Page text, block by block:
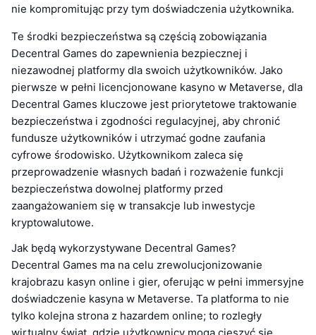
nie kompromitując przy tym doświadczenia użytkownika.
Te środki bezpieczeństwa są częścią zobowiązania
Decentral Games do zapewnienia bezpiecznej i
niezawodnej platformy dla swoich użytkowników. Jako
pierwsze w pełni licencjonowane kasyno w Metaverse, dla
Decentral Games kluczowe jest priorytetowe traktowanie
bezpieczeństwa i zgodności regulacyjnej, aby chronić
fundusze użytkowników i utrzymać godne zaufania
cyfrowe środowisko. Użytkownikom zaleca się
przeprowadzenie własnych badań i rozważenie funkcji
bezpieczeństwa dowolnej platformy przed
zaangażowaniem się w transakcje lub inwestycje
kryptowalutowe.
Jak będą wykorzystywane Decentral Games?
Decentral Games ma na celu zrewolucjonizowanie
krajobrazu kasyn online i gier, oferując w pełni immersyjne
doświadczenie kasyna w Metaverse. Ta platforma to nie
tylko kolejna strona z hazardem online; to rozległy